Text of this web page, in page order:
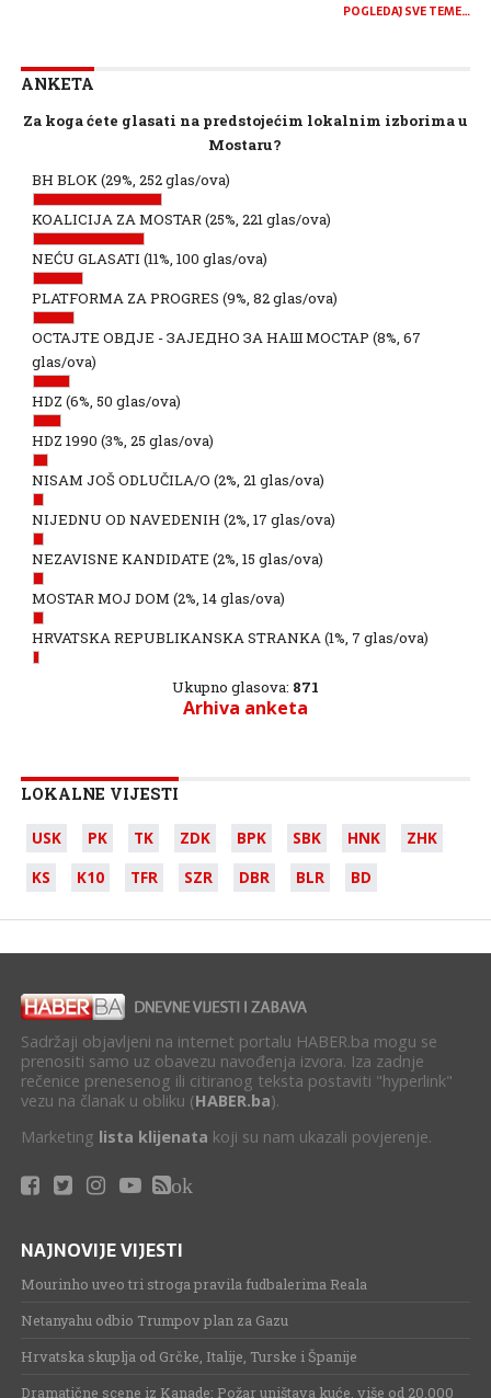
POGLEDAJ SVE TEME…
ANKETA
Za koga ćete glasati na predstojećim lokalnim izborima u
Mostaru?
BH BLOK(29%, 252 glas/ova)
KOALICIJA ZA MOSTAR(25%, 221 glas/ova)
NEĆU GLASATI (11%, 100 glas/ova)
PLATFORMA ZA PROGRES (9%, 82 glas/ova)
ОСТАЈТЕ ОВДЈЕ - ЗАЈЕДНО ЗА НАШ МОСТАР (8%, 67
glas/ova)
HDZ (6%, 50 glas/ova)
HDZ 1990 (3%, 25 glas/ova)
NISAM JOŠ ODLUČILA/O (2%, 21 glas/ova)
NIJEDNU OD NAVEDENIH (2%, 17 glas/ova)
NEZAVISNE KANDIDATE (2%, 15 glas/ova)
MOSTAR MOJ DOM (2%, 14 glas/ova)
HRVATSKA REPUBLIKANSKA STRANKA(1%, 7 glas/ova)
Ukupno glasova: 871
Arhiva anketa
LOKALNE VIJESTI
USK PK TK ZDK BPK SBK HNK
ZHK
KS
K10 TFR SZR DBR BLR BD
Sadržaji objavljeni na internet portalu HABER.ba mogu se
prenositi samo uz obavezu navođenja izvora. Iza zadnje
rečenice prenesenog ili citiranog teksta postaviti "hyperlink"
vezu na članak u obliku (HABER.ba).
Marketing lista klijenata koji su nam ukazali povjerenje.
ok
NAJNOVIJE VIJESTI
Mourinho uveo tri stroga pravila fudbalerima Reala
Netanyahu odbio Trumpov plan za Gazu
Hrvatska skuplja od Grčke, Italije, Turske i Španije
Dramatične scene iz Kanade: Požar uništava kuće, više od 20.000